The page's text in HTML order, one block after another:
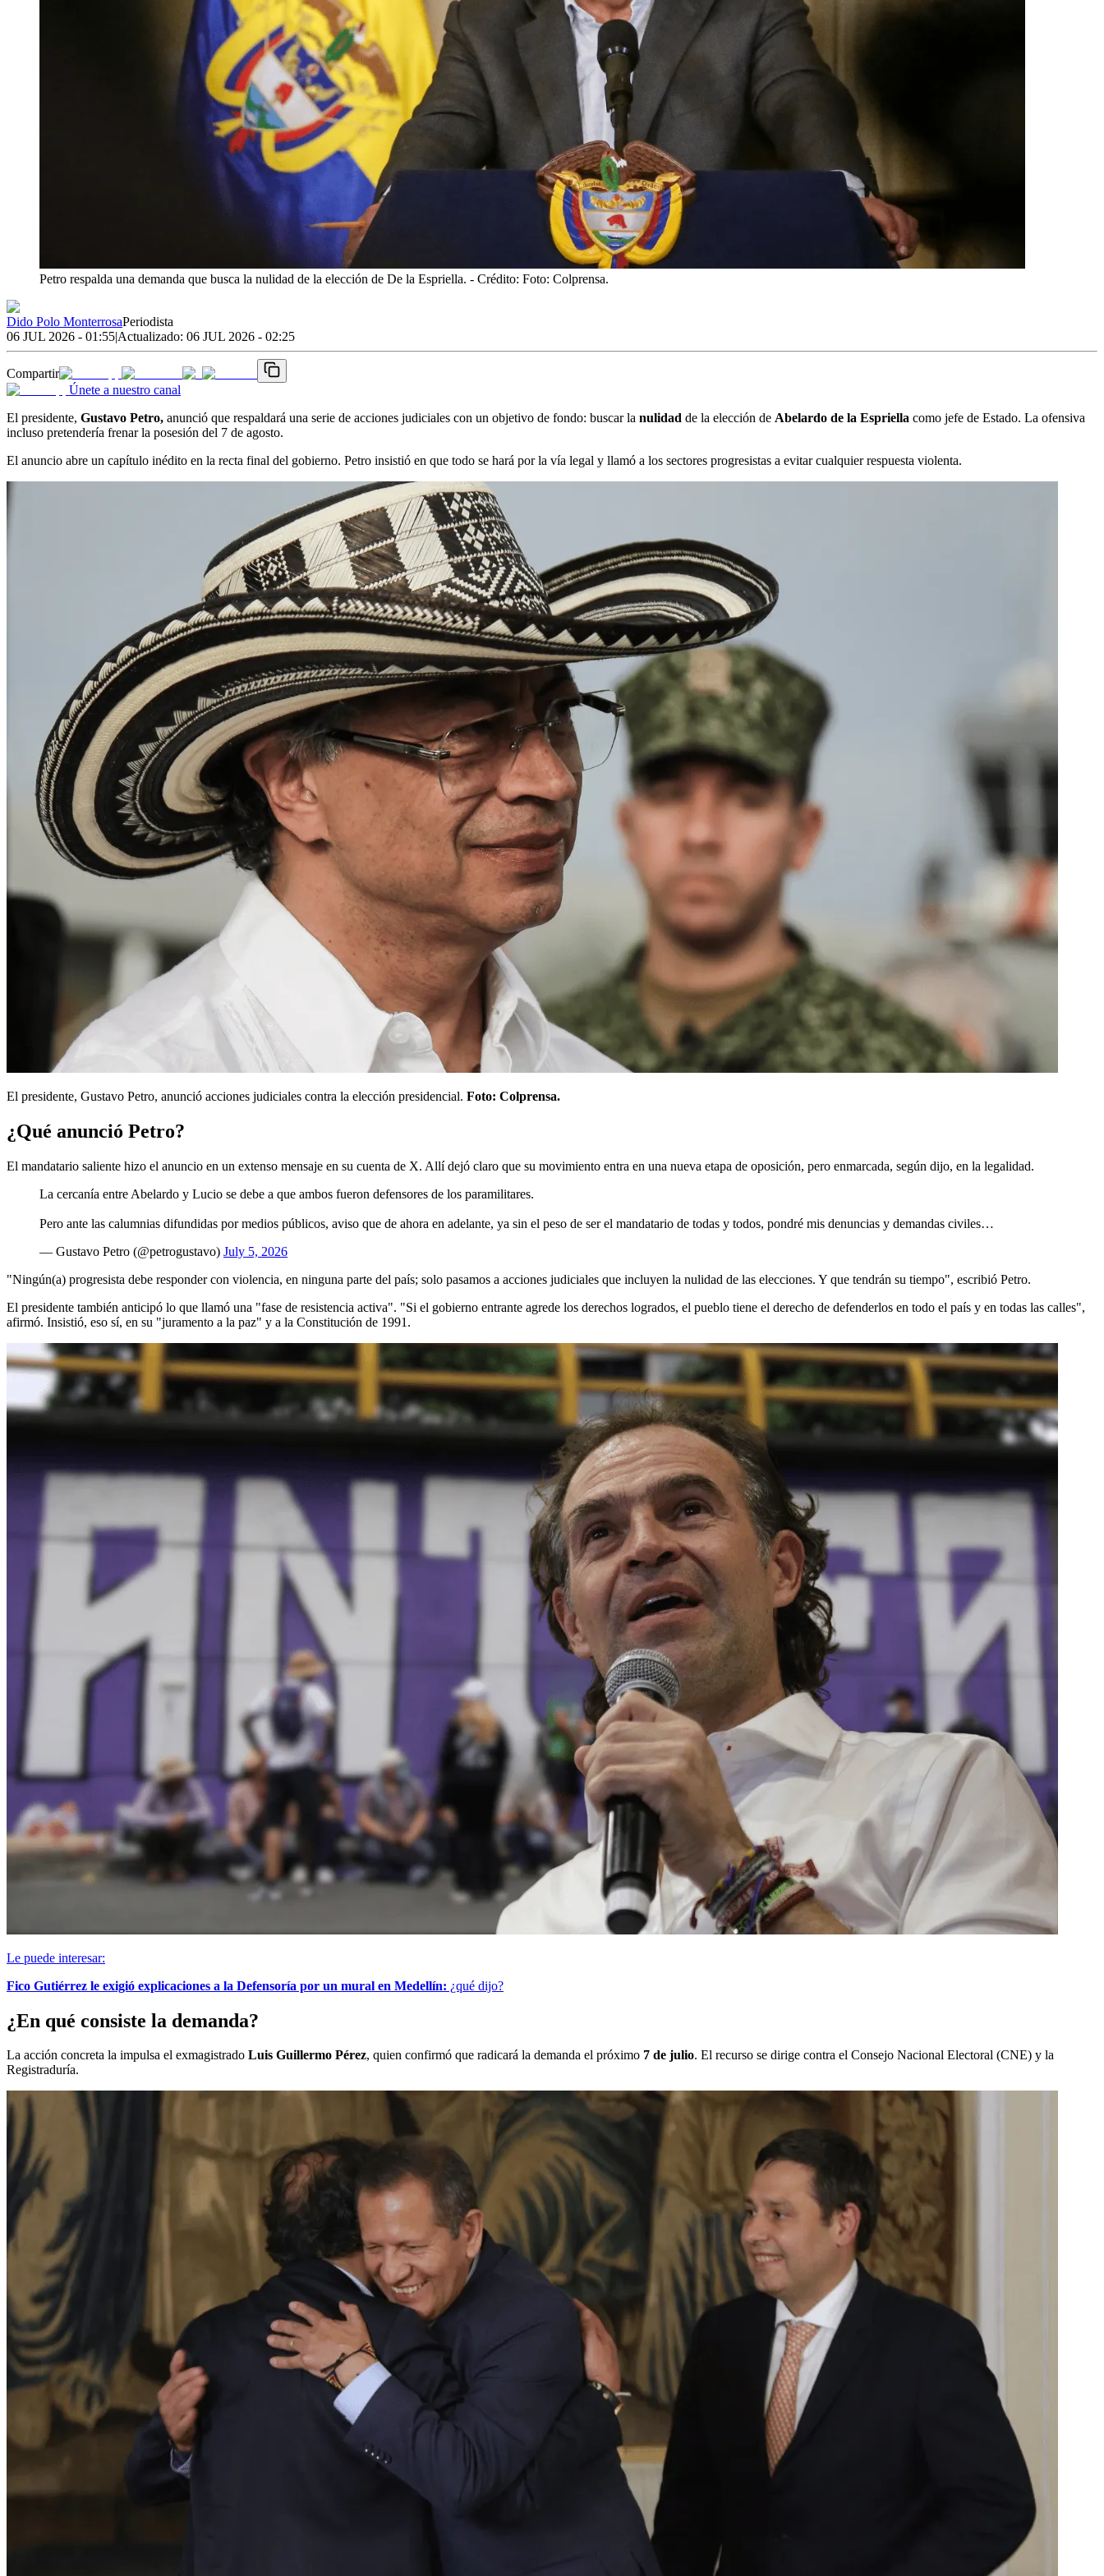
Petro respalda una demanda que busca la nulidad de la elección de De la Espriella. - Crédito: Foto: Colprensa.
Dido Polo MonterrosaPeriodista
06 JUL 2026 - 01:55|Actualizado: 06 JUL 2026 - 02:25
Compartir
Únete a nuestro canal
El presidente, Gustavo Petro, anunció que respaldará una serie de acciones judiciales con un objetivo de fondo: buscar la nulidad de la elección de Abelardo de la Espriella como jefe de Estado. La ofensiva
incluso pretendería frenar la posesión del 7 de agosto.
El anuncio abre un capítulo inédito en la recta final del gobierno. Petro insistió en que todo se hará por la vía legal y llamó a los sectores progresistas a evitar cualquier respuesta violenta.
El presidente, Gustavo Petro, anunció acciones judiciales contra la elección presidencial. Foto: Colprensa.
¿Qué anunció Petro?
El mandatario saliente hizo el anuncio en un extenso mensaje en su cuenta de X. Allí dejó claro que su movimiento entra en una nueva etapa de oposición, pero enmarcada, según dijo, en la legalidad.
La cercanía entre Abelardo y Lucio se debe a que ambos fueron defensores de los paramilitares.
Pero ante las calumnias difundidas por medios públicos, aviso que de ahora en adelante, ya sin el peso de ser el mandatario de todas y todos, pondré mis denuncias y demandas civiles…
— Gustavo Petro (@petrogustavo) July 5, 2026
"Ningún(a) progresista debe responder con violencia, en ninguna parte del país; solo pasamos a acciones judiciales que incluyen la nulidad de las elecciones. Y que tendrán su tiempo", escribió Petro.
El presidente también anticipó lo que llamó una "fase de resistencia activa". "Si el gobierno entrante agrede los derechos logrados, el pueblo tiene el derecho de defenderlos en todo el país y en todas las calles",
afirmó. Insistió, eso sí, en su "juramento a la paz" y a la Constitución de 1991.
Le puede interesar:
Fico Gutiérrez le exigió explicaciones a la Defensoría por un mural en Medellín: ¿qué dijo?
¿En qué consiste la demanda?
La acción concreta la impulsa el exmagistrado Luis Guillermo Pérez, quien confirmó que radicará la demanda el próximo 7 de julio. El recurso se dirige contra el Consejo Nacional Electoral (CNE) y la
Registraduría.